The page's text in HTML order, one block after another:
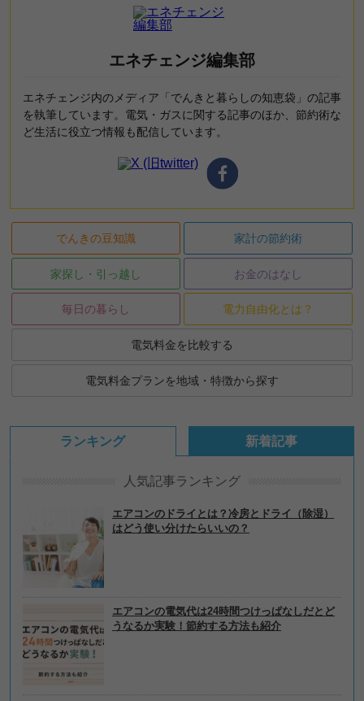
エネチェンジ編集部
エネチェンジ内のメディア「でんきと暮らしの知恵袋」の記事
を執筆しています。電気・ガスに関する記事のほか、節約術な
ど生活に役立つ情報も配信しています。
でんきの豆知識 家計の節約術
家探し・引っ越し お金のはなし
毎日の暮らし 電力自由化とは？
電気料金を比較する
電気料金プランを地域・特徴から探す
ランキング
人気記事ランキング
エアコンのドライとは？冷房とドライ（除湿）
はどう使い分けたらいいの？
エアコンの電気代は24時間つけっぱなしだとど
うなるか実験！節約する方法も紹介
新着記事